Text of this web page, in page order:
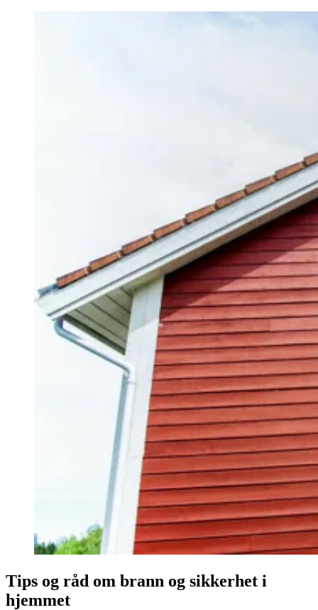
Tips og råd om brann og sikkerhet i
hjemmet